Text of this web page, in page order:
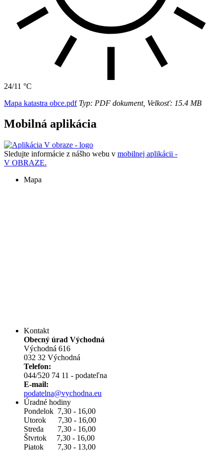
24/11 °C
Mapa katastra obce.pdfTyp: PDF dokument, Velkosť: 15.4 MB
Mobilná aplikácia
Sledujte informácie z nášho webu v mobilnej aplikácii -
V OBRAZE.
Mapa
Kontakt
Obecný úrad Východná
Východná 616
032 32 Východná
Telefon:
044/520 74 11 - podateľna
E-mail:
podatelna@vychodna.eu
Úradné hodiny
Pondelok 7,30 - 16,00
Utorok 7,30 - 16,00
Streda 7,30 - 16,00
Štvrtok 7,30 - 16,00
Piatok 7,30 - 13,00